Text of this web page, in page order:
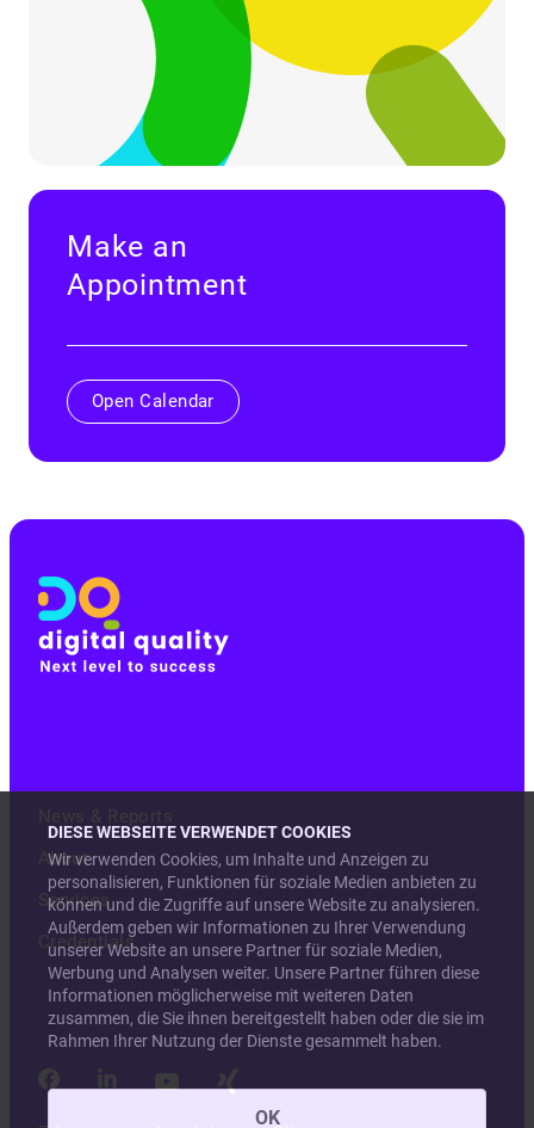
DIESE WEBSEITE VERWENDET COOKIES
Wir verwenden Cookies, um Inhalte und Anzeigen zu
personalisieren, Funktionen für soziale Medien anbieten zu
können und die Zugriffe auf unsere Website zu analysieren.
Außerdem geben wir Informationen zu Ihrer Verwendung
unserer Website an unsere Partner für soziale Medien,
Werbung und Analysen weiter. Unsere Partner führen diese
Informationen möglicherweise mit weiteren Daten
zusammen, die Sie ihnen bereitgestellt haben oder die sie im
Rahmen Ihrer Nutzung der Dienste gesammelt haben.
OK
Make an
Appointment
Open Calendar
News & Reports
About
Services
Credentials